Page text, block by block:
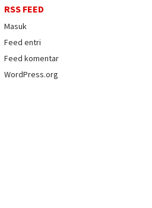
RSS FEED
Masuk
Feed entri
Feed komentar
WordPress.org